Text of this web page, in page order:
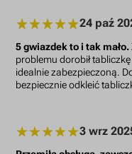
24 paź
5 gwiazdek to i tak mało.
problemu dorobił
idealnie zabezpieczoną.
bezpiecznie odkleić
3 wrz